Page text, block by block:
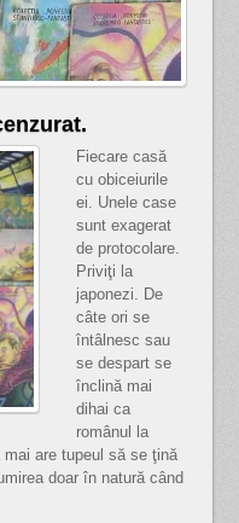
Fiecare casă
cu obiceiurile
ei. Unele case
sunt exagerat
de protocolare.
Priviţi la
japonezi. De
câte ori se
întâlnesc sau
se despart se
înclină mai
dihai ca
românul la
are tupeul să se ţină
doar în natură când